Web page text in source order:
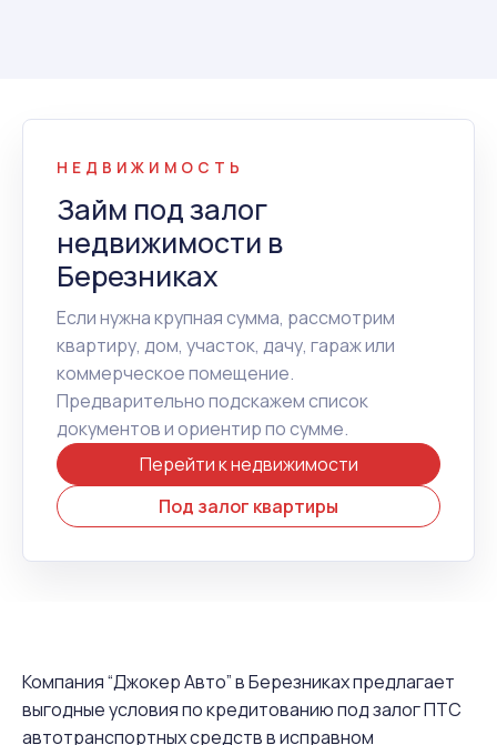
НЕДВИЖИМОСТЬ
Займ под залог
недвижимости в
Березниках
Если нужна крупная сумма, рассмотрим
квартиру, дом, участок, дачу, гараж или
коммерческое помещение.
Предварительно подскажем список
документов и ориентир по сумме.
Перейти к недвижимости
Под залог квартиры
Компания “Джокер Авто” в Березниках предлагает
выгодные условия по кредитованию под залог ПТС
автотранспортных средств в исправном